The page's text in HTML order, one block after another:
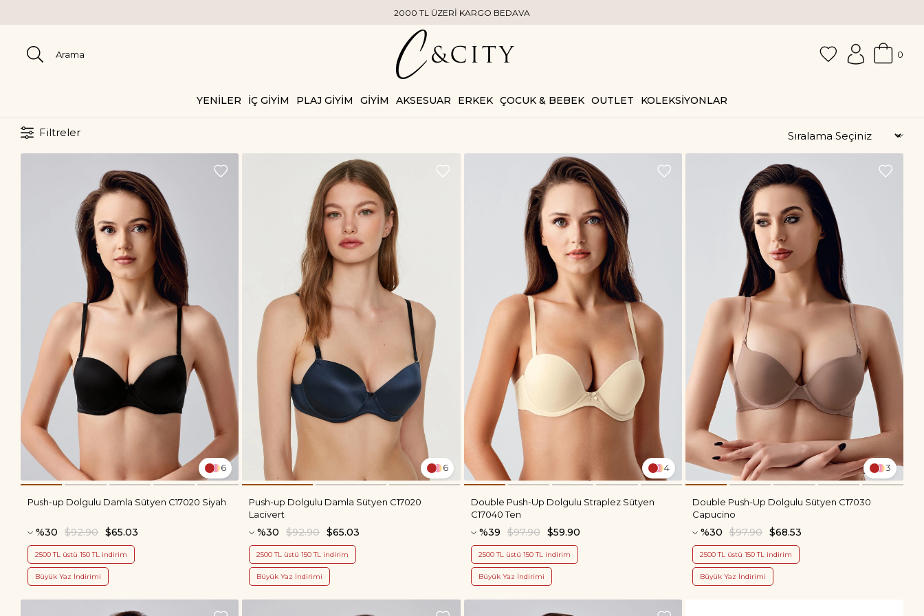
2000 TL ÜZERİ KARGO BEDAVA
0
YENİLER İÇ GİYİM PLAJ GİYİM GİYİM AKSESUAR ERKEK ÇOCUK & BEBEK OUTLET KOLEKSİYONLAR
Filtreler
6
Push-up Dolgulu Damla Sütyen C17020 Siyah
%30 $65.03
$92.90
2500 TL üstü 150 TL indirim
Büyük Yaz İndirimi
6
Push-up Dolgulu Damla Sütyen C17020
Lacivert
%30 $65.03
$92.90
2500 TL üstü 150 TL indirim
Büyük Yaz İndirimi
4
Double Push-Up Dolgulu Straplez Sütyen
C17040 Ten
%39 $59.90
$97.90
2500 TL üstü 150 TL indirim
Büyük Yaz İndirimi
3
Double Push-Up Dolgulu Sütyen C17030
Capucino
%30 $68.53
$97.90
2500 TL üstü 150 TL indirim
Büyük Yaz İndirimi